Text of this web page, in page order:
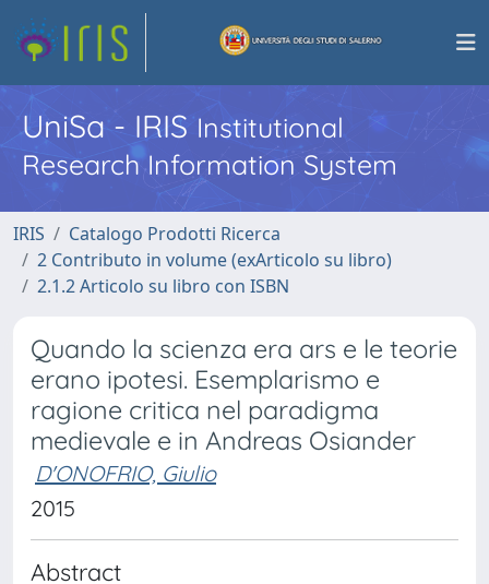
UniSa - IRISInstitutional
Research Information System
IRIS
Catalogo Prodotti Ricerca
2 Contributo in volume (exArticolo su libro)
2.1.2 Articolo su libro con ISBN
Quando la scienza era ars e le teorie
erano ipotesi. Esemplarismo e
ragione critica nel paradigma
medievale e in Andreas Osiander
D'ONOFRIO, Giulio
2015
Abstract